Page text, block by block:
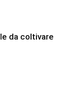
da coltivare